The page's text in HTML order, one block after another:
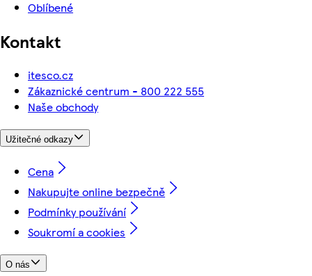
Oblíbené
Kontakt
itesco.cz
Zákaznické centrum - 800 222 555
Naše obchody
Užitečné odkazy
Cena
Nakupujte online bezpečně
Podmínky používání
Soukromí a cookies
O nás